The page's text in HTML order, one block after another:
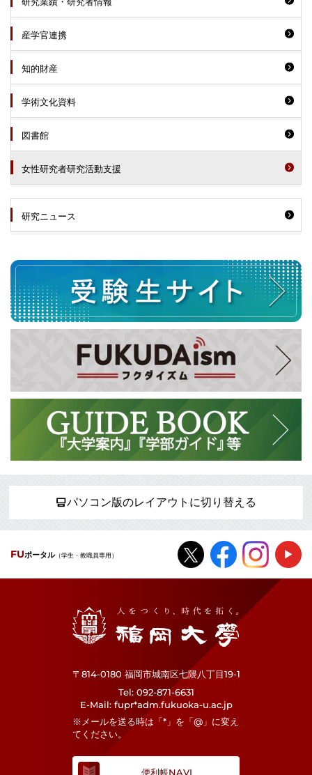
産学官連携
知的財産
学術文化資料
図書館
女性研究者研究活動支援
研究ニュース
パソコン版のレイアウトに切り替える
FUポータル（学生・教職員専用）
〒814-0180 福岡市城南区七隈八丁目19-1
Tel 092-871-6631
E-Mail fupr*adm.fukuoka-u.ac.jp
※メールを送る時は「*」を「@」に変え
てください。
便利帳NAVI